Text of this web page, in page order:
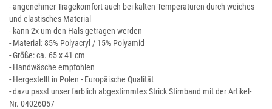
- angenehmer Tragekomfort auch bei kalten Temperaturen durch weiches
und elastisches Material
- kann 2x um den Hals getragen werden
- Material: 85% Polyacryl / 15% Polyamid
- Größe: ca. 65 x 41 cm
- Handwäsche empfohlen
- Hergestellt in Polen - Europäische Qualität
- dazu passt unser farblich abgestimmtes Strick Stirnband mit der Artikel-
Nr. 04026057